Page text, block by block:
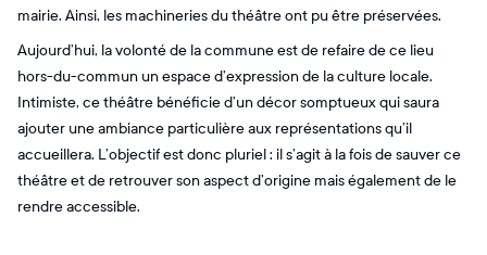
mairie. Ainsi, les machineries du théâtre ont pu être préservées.
Aujourd’hui, la volonté de la commune est de refaire de ce lieu
hors-du-commun un espace d’expression de la culture locale.
Intimiste, ce théâtre bénéficie d’un décor somptueux qui saura
ajouter une ambiance particulière aux représentations qu’il
accueillera. L’objectif est donc pluriel : il s’agit à la fois de sauver ce
théâtre et de retrouver son aspect d’origine mais également de le
rendre accessible.